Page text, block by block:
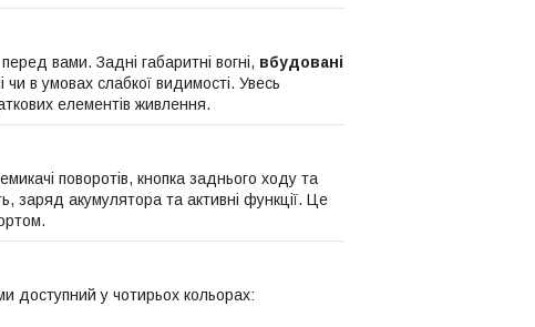
вами. Задні габаритні вогні, вбудовані
в умовах слабкої видимості. Увесь
елементів живлення.
поворотів, кнопка заднього ходу та
заряд акумулятора та активні функції. Це
доступний у чотирьох кольорах: